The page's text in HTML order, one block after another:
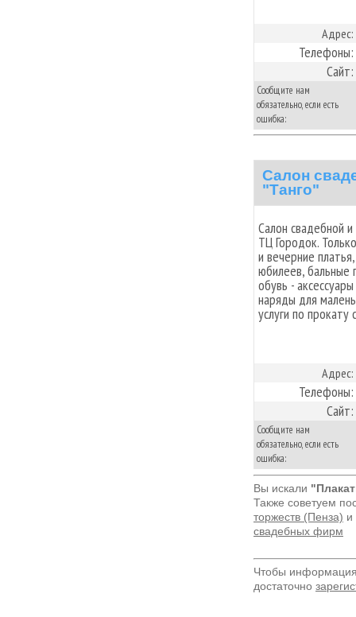
Адрес:
Телефоны:
Сайт:
Сообщите нам
обязательно, если есть
ошибка:
Салон
"Танго"
Салон свадебной
ТЦ Городок.
и вечерние
юбилеев, бальные
обувь -
наряды для
услуги по прокату
Адрес:
Телефоны:
Сайт:
Сообщите нам
обязательно, если есть
ошибка:
Вы искали
Также советуем
торжеств (Пенза) и
свадебных фирм
Чтобы
достаточно